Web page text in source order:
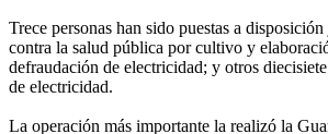
Trece personas han sido puestas a
contra la salud pública por cultivo y
defraudación de electricidad; y otros
de electricidad.
La operación más importante la realizó la